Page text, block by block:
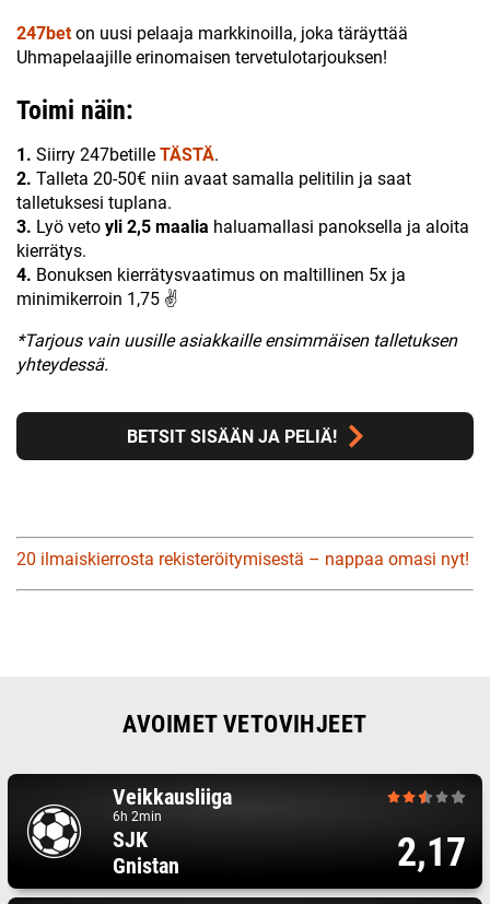
247beton uusi pelaaja markkinoilla, joka täräyttää
Uhmapelaajille erinomaisen tervetulotarjouksen!
Toimi näin:
1. Siirry 247betille TÄSTÄ.
2. Talleta 20-50€ niin avaat samalla pelitilin ja saat
talletuksesi tuplana.
3. Lyö veto yli 2,5 maalia haluamallasi panoksella ja aloita
kierrätys.
4. Bonuksen kierrätysvaatimus on maltillinen 5x ja
minimikerroin 1,75 ✌
*Tarjous vain uusille asiakkaille ensimmäisen talletuksen
yhteydessä.
BETSIT SISÄÄN JA PELIÄ!
20 ilmaiskierrosta rekisteröitymisestä – nappaa omasi nyt!
AVOIMET VETOVIHJEET
Veikkausliiga
6h 2min
SJK
Gnistan
2,17